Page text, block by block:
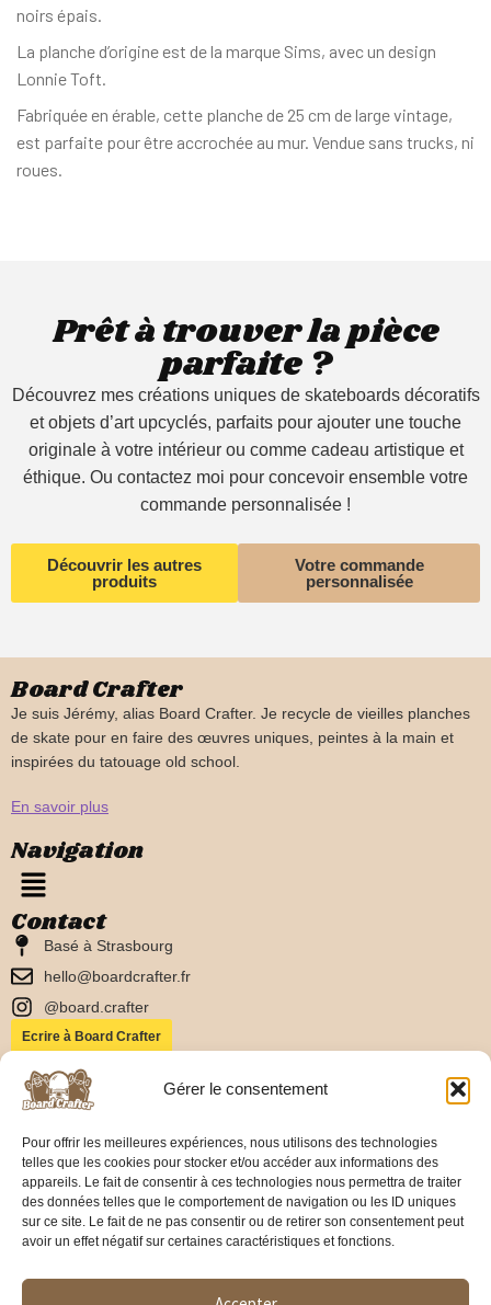
Gérer le consentement
Pour offrir les meilleures expériences, nous utilisons des technologies
telles que les cookies pour stocker et/ou accéder aux informations des
appareils. Le fait de consentir à ces technologies nous permettra de traiter
des données telles que le comportement de navigation ou les ID uniques
sur ce site. Le fait de ne pas consentir ou de retirer son consentement peut
avoir un effet négatif sur certaines caractéristiques et fonctions.
noirs épais.
La planche d’origine est de la marque Sims, avec un design
Lonnie Toft.
Fabriquée en érable, cette planche de 25 cm de large vintage,
est parfaite pour être accrochée au mur. Vendue sans trucks, ni
roues.
Prêt à trouver la pièce
parfaite ?
Découvrez mes créations uniques de skateboards décoratifs
et objets d’art upcyclés, parfaits pour ajouter une touche
originale à votre intérieur ou comme cadeau artistique et
éthique. Ou contactez moi pour concevoir ensemble votre
commande personnalisée !
Découvrir les autres
produits
Votre commande
personnalisée
Board Crafter
Je suis Jérémy, alias Board Crafter. Je recycle de vieilles planches
de skate pour en faire des œuvres uniques, peintes à la main et
inspirées du tatouage old school.
En savoir plus
Navigation
Contact
Basé à Strasbourg
hello@boardcrafter.fr
@board.crafter
Ecrire à Board Crafter
Reste informé
Données utilisées uniquement pour t’informer des actualités.